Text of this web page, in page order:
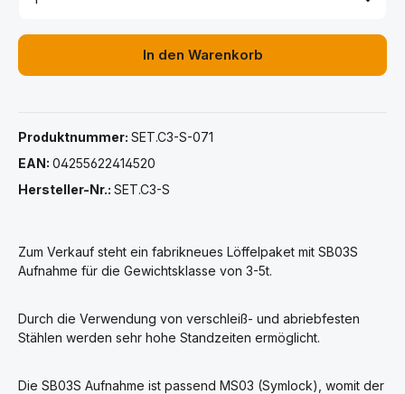
In den Warenkorb
Produktnummer: SET.C3-S-071
EAN: 04255622414520
Hersteller-Nr.: SET.C3-S
Zum Verkauf steht ein fabrikneues Löffelpaket mit SB03S
Aufnahme für die Gewichtsklasse von 3-5t.
Durch die Verwendung von verschleiß- und abriebfesten
Stählen werden sehr hohe Standzeiten ermöglicht.
Die SB03S Aufnahme ist passend MS03 (Symlock), womit der